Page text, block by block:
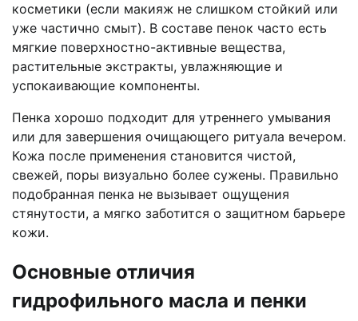
косметики (если макияж не слишком стойкий или
уже частично смыт). В составе пенок часто есть
мягкие поверхностно-активные вещества,
растительные экстракты, увлажняющие и
успокаивающие компоненты.
Пенка хорошо подходит для утреннего умывания
или для завершения очищающего ритуала вечером.
Кожа после применения становится чистой,
свежей, поры визуально более сужены. Правильно
подобранная пенка не вызывает ощущения
стянутости, а мягко заботится о защитном барьере
кожи.
Основные отличия
гидрофильного масла и пенки